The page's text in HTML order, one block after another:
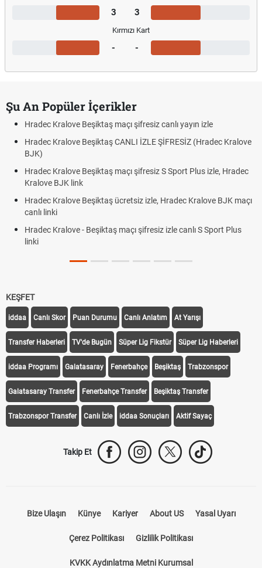
3 3
Kırmızı Kart
- -
Şu An Popüler İçerikler
Hradec Kralove Beşiktaş maçı şifresiz canlı yayın izle
Hradec Kralove Beşiktaş CANLI İZLE ŞİFRESİZ (Hradec Kralove
BJK)
Hradec Kralove Beşiktaş maçı şifresiz S Sport Plus izle, Hradec
Kralove BJK link
Hradec Kralove Beşiktaş ücretsiz izle, Hradec Kralove BJK maçı
canlı linki
Hradec Kralove - Beşiktaş maçı şifresiz izle canlı S Sport Plus
linki
KEŞFET
iddaa Canlı Skor Puan Durumu Canlı Anlatım At Yarışı
Transfer Haberleri TV'de Bugün Süper Lig Fikstür Süper Lig Haberleri
iddaa Programı Galatasaray Fenerbahçe Beşiktaş Trabzonspor
Galatasaray Transfer Fenerbahçe Transfer Beşiktaş Transfer
Trabzonspor Transfer Canlı İzle iddaa Sonuçları Aktif Sayaç
Takip Et
Bize Ulaşın Künye Kariyer About US Yasal Uyarı
Çerez Politikası Gizlilik Politikası
KVKK Aydınlatma Metni Kurumsal